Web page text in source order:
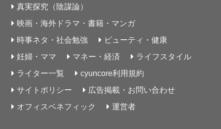
真実探究（陰謀論）
映画・海外ドラマ・書籍・マンガ
時事ネタ・社会勉強
ビューティ・健康
妊婦・ママ
マネー・経済
ライフスタイル
ライター一覧
cyuncore利用規約
サイトポリシー
広告掲載・お問い合わせ
オフィスベネフィック
運営者